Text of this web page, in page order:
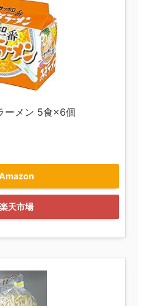
ーメン 5食×6個
楽天市場